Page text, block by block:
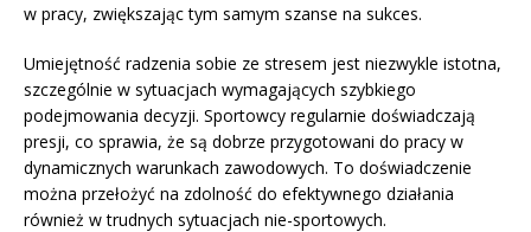
w pracy, zwiększając tym samym szanse na sukces.
Umiejętność radzenia sobie ze stresem jest niezwykle istotna,
szczególnie w sytuacjach wymagających szybkiego
podejmowania decyzji. Sportowcy regularnie doświadczają
presji, co sprawia, że są dobrze przygotowani do pracy w
dynamicznych warunkach zawodowych. To doświadczenie
można przełożyć na zdolność do efektywnego działania
również w trudnych sytuacjach nie-sportowych.